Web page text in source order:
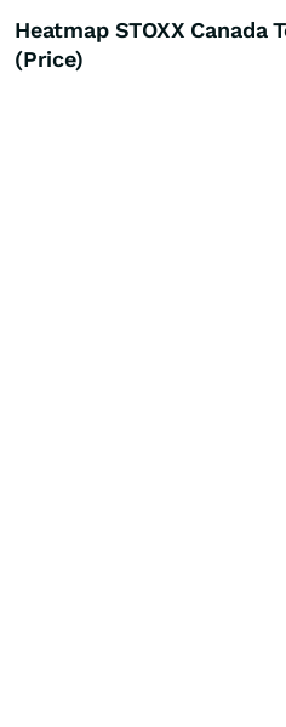
Heatmap STOXX Canada
(Price)